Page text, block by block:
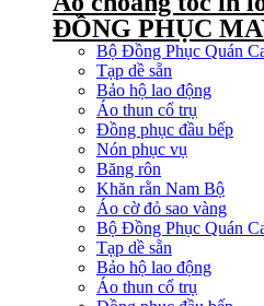
ĐỒNG PHỤC
Bộ Đồng Phục Quán
Tạp dề sẵn
Bảo hộ lao động
Áo thun cổ trụ
Đồng phục đầu bếp
Nón phục vụ
Băng rôn
Khăn rằn Nam Bộ
Áo cờ đỏ sao vàng
Bộ Đồng Phục Quán
Tạp dề sẵn
Bảo hộ lao động
Áo thun cổ trụ